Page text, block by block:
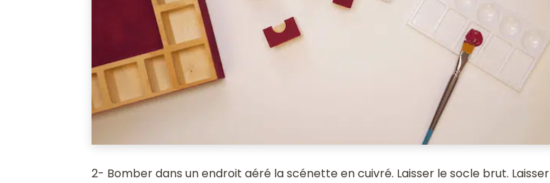
2- Bomber dans un endroit aéré la scénette en cuivré. Laisser le socle brut. Laisser